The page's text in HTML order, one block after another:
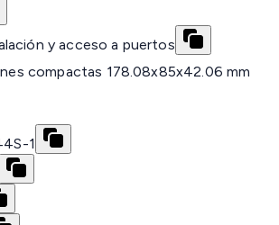
y acceso a puertos
compactas 178.08x85x42.06 mm
1